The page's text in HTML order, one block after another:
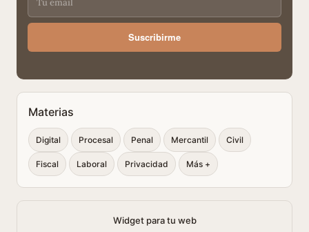
Suscribirme
Materias
Digital Procesal Penal Mercantil Civil
Fiscal Laboral Privacidad Más +
Widget para tu web